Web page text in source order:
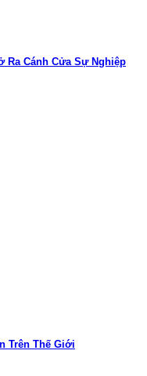
Ra Cánh Cửa Sự Nghiệp
Trên Thế Giới